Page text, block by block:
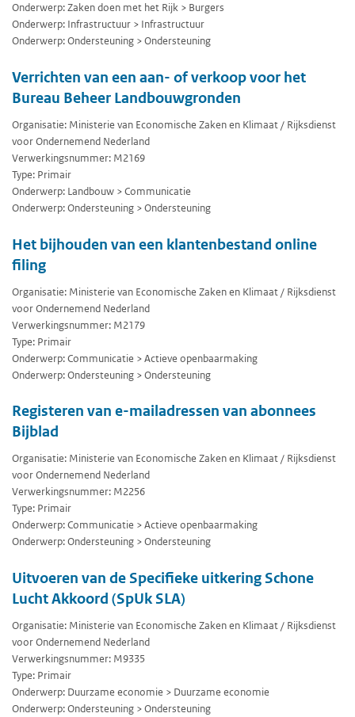
Onderwerp: Zaken doen met het Rijk > Burgers
Onderwerp: Infrastructuur > Infrastructuur
Onderwerp: Ondersteuning > Ondersteuning
Verrichten van een aan- of verkoop voor het
Bureau Beheer Landbouwgronden
Organisatie: Ministerie van Economische Zaken en Klimaat / Rijksdienst
voor Ondernemend Nederland
Verwerkingsnummer: M2169
Type: Primair
Onderwerp: Landbouw > Communicatie
Onderwerp: Ondersteuning > Ondersteuning
Het bijhouden van een klantenbestand online
filing
Organisatie: Ministerie van Economische Zaken en Klimaat / Rijksdienst
voor Ondernemend Nederland
Verwerkingsnummer: M2179
Type: Primair
Onderwerp: Communicatie > Actieve openbaarmaking
Onderwerp: Ondersteuning > Ondersteuning
Registeren van e-mailadressen van abonnees
Bijblad
Organisatie: Ministerie van Economische Zaken en Klimaat / Rijksdienst
voor Ondernemend Nederland
Verwerkingsnummer: M2256
Type: Primair
Onderwerp: Communicatie > Actieve openbaarmaking
Onderwerp: Ondersteuning > Ondersteuning
Uitvoeren van de Specifieke uitkering Schone
Lucht Akkoord (SpUk SLA)
Organisatie: Ministerie van Economische Zaken en Klimaat / Rijksdienst
voor Ondernemend Nederland
Verwerkingsnummer: M9335
Type: Primair
Onderwerp: Duurzame economie > Duurzame economie
Onderwerp: Ondersteuning > Ondersteuning